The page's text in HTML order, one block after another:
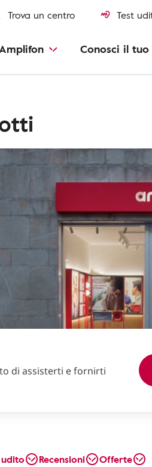
Trova un centro Test
Conosci il
di assisterti e fornirti
Recensioni Offerte